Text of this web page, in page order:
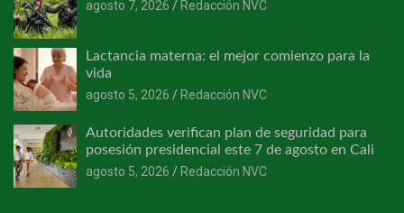
agosto 7, 2026
Redacción NVC
Lactancia materna: el mejor comienzo para la
vida
agosto 5, 2026
Redacción NVC
Autoridades verifican plan de seguridad para
posesión presidencial este 7 de agosto en Cali
agosto 5, 2026
Redacción NVC